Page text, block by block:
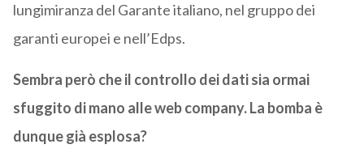
lungimiranza del Garante italiano, nel gruppo dei
garanti europei e nell’Edps.
Sembra però che il controllo dei dati sia ormai
sfuggito di mano alle web company. La bomba è
dunque già esplosa?